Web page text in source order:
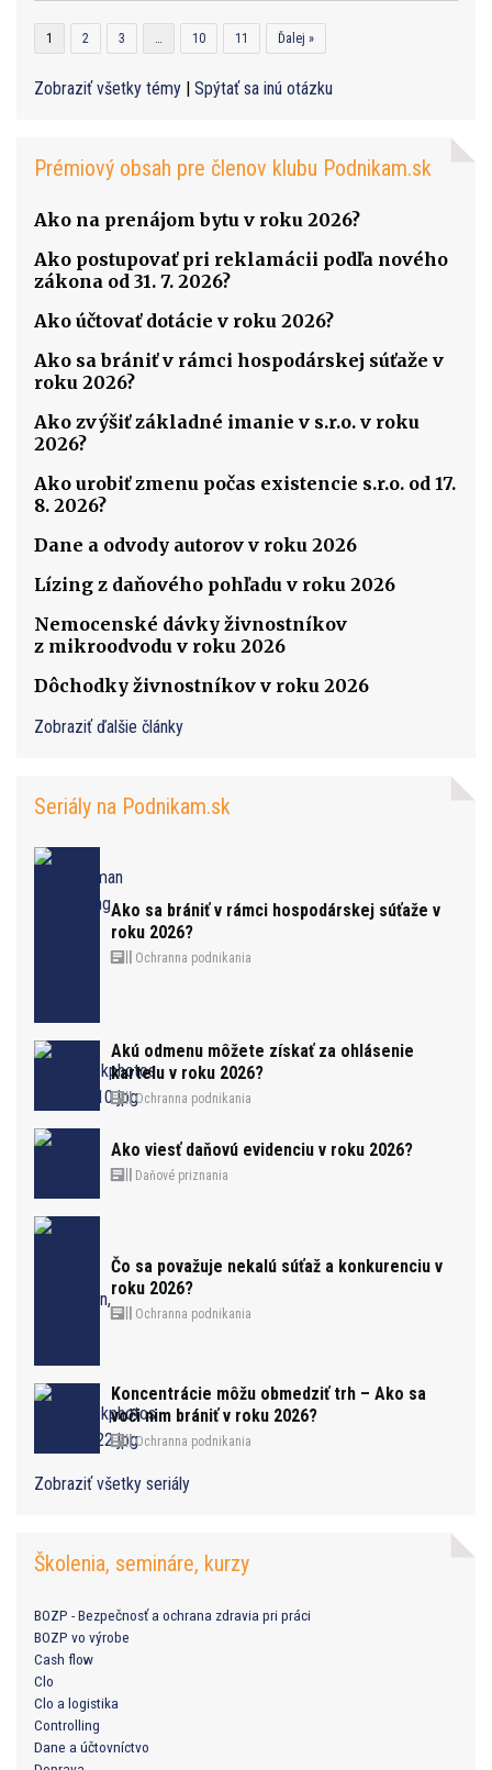
1 2 3 … 10 11 Ďalej »
Zobraziť všetky témy | Spýtať sa inú otázku
Prémiový obsah pre členov klubu Podnikam.sk
Ako na prenájom bytu v roku 2026?
Ako postupovať pri reklamácii podľa nového
zákona od 31. 7. 2026?
Ako účtovať dotácie v roku 2026?
Ako sa brániť v rámci hospodárskej súťaže v
roku 2026?
Ako zvýšiť základné imanie v s.r.o. v roku
2026?
Ako urobiť zmenu počas existencie s.r.o. od 17.
8. 2026?
Dane a odvody autorov v roku 2026
Lízing z daňového pohľadu v roku 2026
Nemocenské dávky živnostníkov
z mikroodvodu v roku 2026
Dôchodky živnostníkov v roku 2026
Zobraziť ďalšie články
Seriály na Podnikam.sk
Ako sa brániť v rámci hospodárskej súťaže v
roku 2026?
Ochranna podnikania
Akú odmenu môžete získať za ohlásenie
kartelu v roku 2026?
Ochranna podnikania
Ako viesť daňovú evidenciu v roku 2026?
Daňové priznania
Čo sa považuje nekalú súťaž a konkurenciu v
roku 2026?
Ochranna podnikania
Koncentrácie môžu obmedziť trh – Ako sa
voči nim brániť v roku 2026?
Ochranna podnikania
Zobraziť všetky seriály
Školenia, semináre, kurzy
BOZP - Bezpečnosť a ochrana zdravia pri práci
BOZP vo výrobe
Cash flow
Clo
Clo a logistika
Controlling
Dane a účtovníctvo